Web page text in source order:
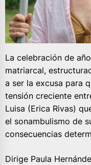
La celebración de
matriarcal,
a ser la excusa para
tensión creciente
Luisa (Erica Rivas)
el sonambulismo de
consecuencias
Dirige Paula